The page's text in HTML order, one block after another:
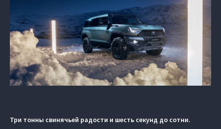
Три тонны свинячьей радости и шесть секунд до сотни.